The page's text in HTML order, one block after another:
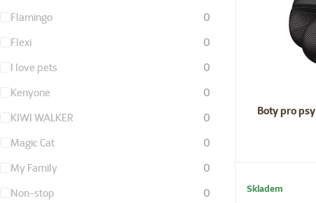
Flamingo
0
Flexi
0
I love pets
0
Kenyone
0
KIWI WALKER
0
Magic Cat
0
My Family
0
Non-stop
0
Boty pro
Skladem